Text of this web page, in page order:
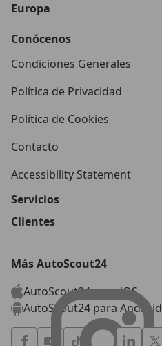
Europa
Conócenos
Condiciones Generales
Política de Privacidad
Política de Cookies
Contacto
Accessibility Statement
Servicios
Clientes
Más AutoScout24
AutoScout24 para iOS
AutoScout24 para Android